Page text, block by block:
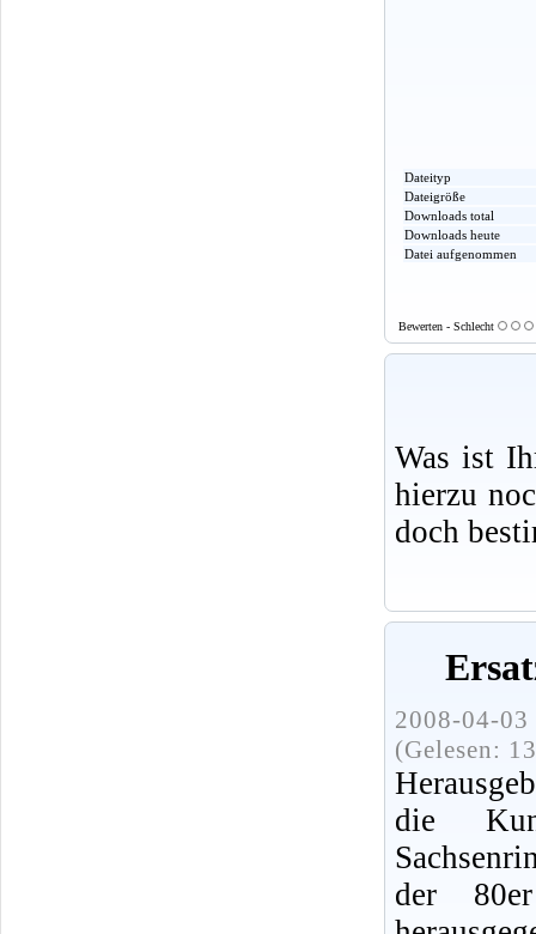
Dateityp
Dateigröße
Downloads total
Downloads heute
Datei aufgenommen
Bewerten - Schlecht
Was ist
hierzu
doch
2008-04-
(Gelesen:
die
der